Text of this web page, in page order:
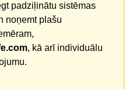
padziļinātu sistēmas
noņemt plašu
, kā arī individuālu